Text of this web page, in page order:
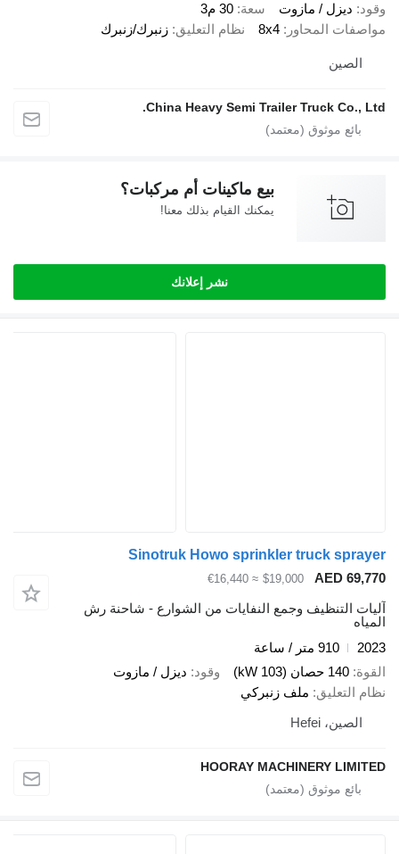
وقود ديزل / مازوت سعة 30 م3
مواصفات المحاور
8x4 نظام التعليق زنبرك/زنبرك
الصين
China Heavy Semi Trailer Truck Co., Ltd.
بيع ماكينات أم مركبات؟
يمكنك القيام بذلك معنا!
نشر إعلانك
Sinotruk Howo sprinkler truck sprayer
AED 69,770
$19,000
≈ €16,440
آليات التنظيف وجمع النفايات من الشوارع - شاحنة رش
المياه
2023
910 متر / ساعة
القوة 140 حصان (103 kW) وقود ديزل / مازوت
نظام التعليق ملف زنبركي
الصين، Hefei
HOORAY MACHINERY LIMITED